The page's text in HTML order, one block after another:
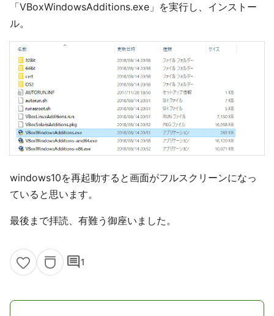
「VBoxWindowsAdditions.exe」を実行し、インストー
ル。
windows10を再起動すると画面がフルスクリーンになっ
ていると思います。
最後まで拝読、有難う御座いました。
comment1